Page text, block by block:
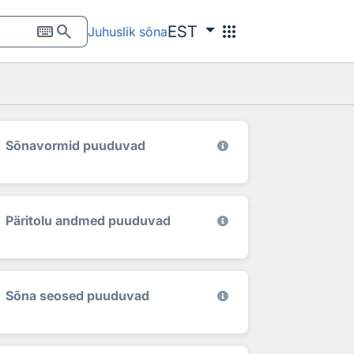
keyboardsearch Juhuslik sõnaEST apps
Sõnavormid puuduvad
Päritolu andmed puuduvad
Sõna seosed puuduvad